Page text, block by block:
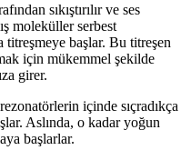
sıkıştırılır ve ses
moleküller serbest
titreşmeye başlar. Bu titreşen
için mükemmel şekilde
girer.
içinde sıçradıkça
Aslında, o kadar yoğun
başlarlar.